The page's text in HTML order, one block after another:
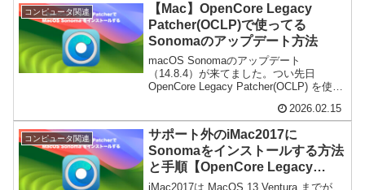
コンピュータ関連
【Mac】OpenCore Legacy
Patcher(OCLP)で使ってる
Sonomaのアップデート方法
macOS Sonomaのアップデート
（14.8.4）が来てました。つい先日
OpenCore Legacy Patcher(OCLP) を使っ
ップデートは今回がお初です。最近まで
ネイティブサポ...
2026.02.15
コンピュータ関連
サポート外のiMac2017に
Sonomaをインストールする方法
と手順【OpenCore Legacy
Patcher】
iMac2017は MacOS 13 Ventura までが、